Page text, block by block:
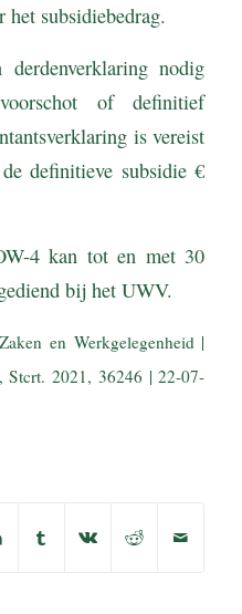
het subsidiebedrag.
nodig
of definitief
is vereist
definitieve subsidie €
4 kan tot en met 30
bij het UWV.
en Werkgelegenheid |
Stcrt. 2021, 36246 | 22-07-